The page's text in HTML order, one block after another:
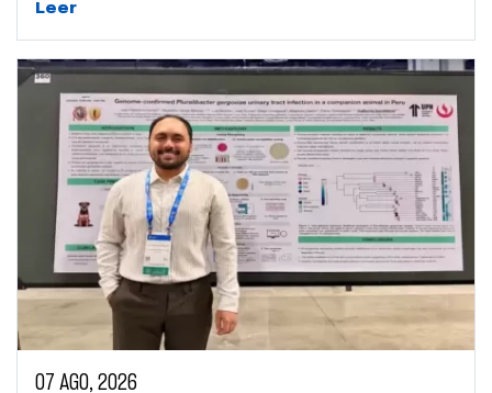
Leer
07 AGO, 2026